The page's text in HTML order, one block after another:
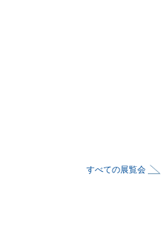
すべての展覧会